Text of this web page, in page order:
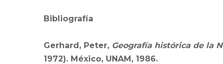
Bibliografía
Gerhard, Peter, Geografía histórica de la
1972). México, UNAM, 1986.